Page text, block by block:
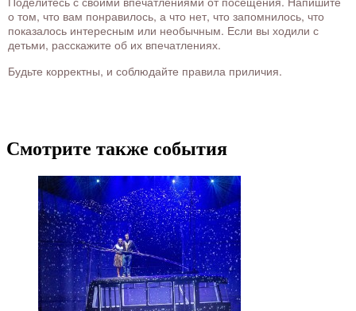
о том, что вам понравилось, а что нет, что запомнилось, что
показалось интересным или необычным. Если вы ходили с
детьми, расскажите об их впечатлениях.
Будьте корректны, и соблюдайте правила приличия.
Смотрите также события